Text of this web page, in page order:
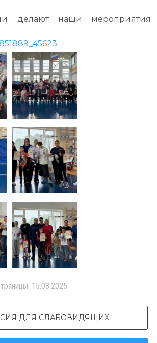
делают наши мероприятия
_45623…
15.08.2025
ДЛЯ СЛАБОВИДЯЩИХ